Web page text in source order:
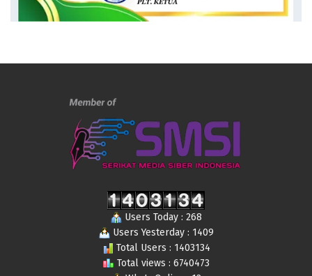
Users Today : 268
Users Yesterday : 1409
Total Users : 1403134
Total views : 6740473